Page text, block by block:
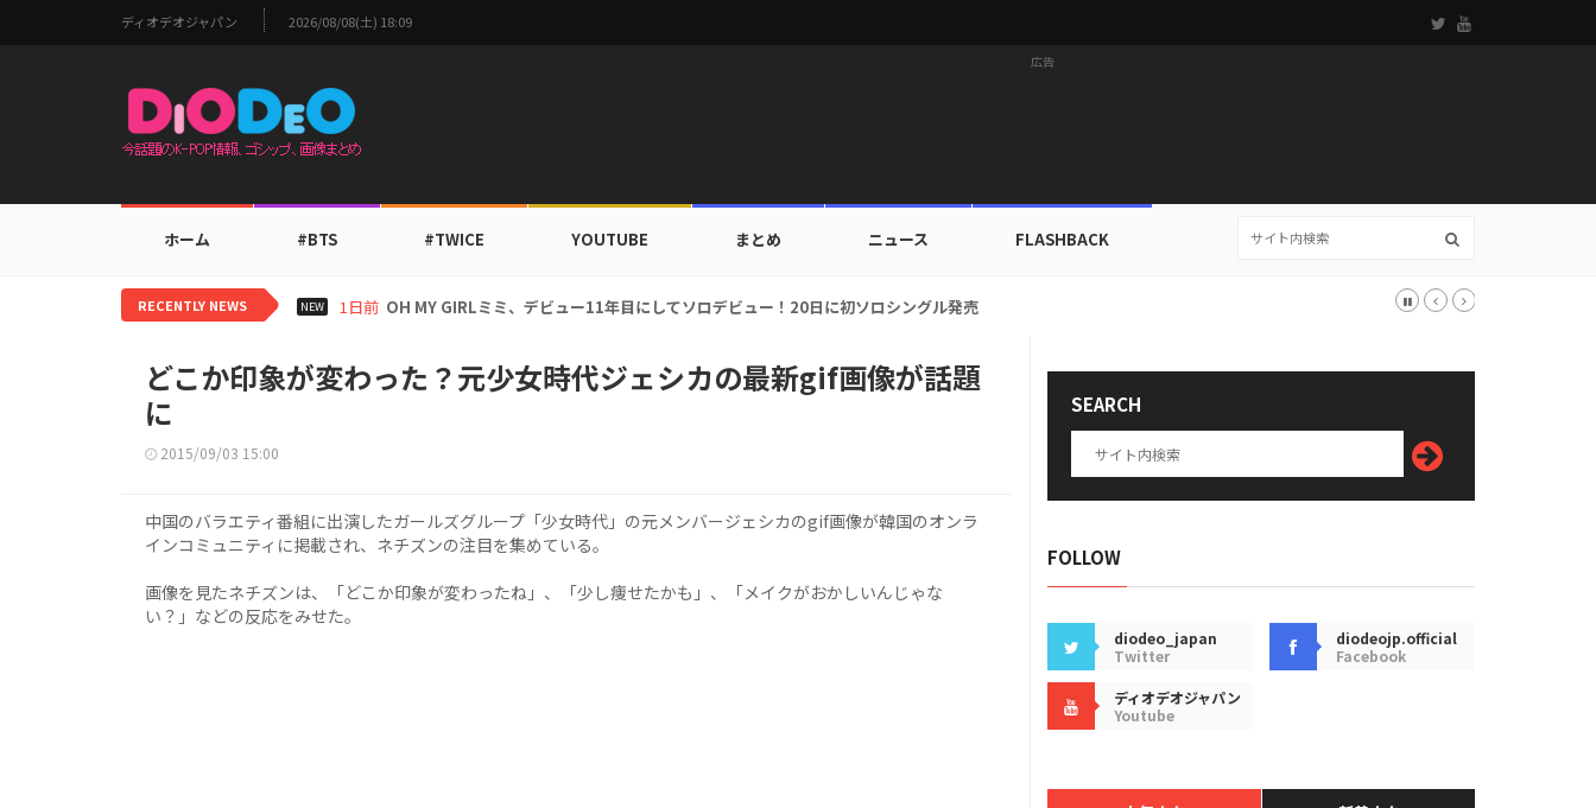
ディオデオジャパン 2026/08/08(土) 18:09
広告
ホーム #BTS #TWICE YOUTUBE まとめ ニュース FLASHBACK
RECENTLY NEWS NEW 1日前 BTS V、ワールドカップ出入証を公開…証明写真でも完璧なビジュアル！
どこか印象が変わった？元少女時代ジェシカの最新gif画像が話題
に
2015/09/03 15:00
中国のバラエティ番組に出演したガールズグループ「少女時代」の元メンバージェシカのgif画像が韓国のオンラ
インコミュニティに掲載され、ネチズンの注目を集めている。
画像を見たネチズンは、「どこか印象が変わったね」、「少し痩せたかも」、「メイクがおかしいんじゃな
い？」などの反応をみせた。
SEARCH
FOLLOW
diodeo_japan
Twitter
diodeojp.official
Facebook
ディオデオジャパン
Youtube